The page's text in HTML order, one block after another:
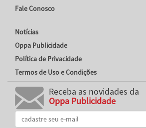
Fale Conosco
Notícias
Oppa Publicidade
Política de Privacidade
Termos de Uso e Condições
Receba as novidades da
Oppa Publicidade